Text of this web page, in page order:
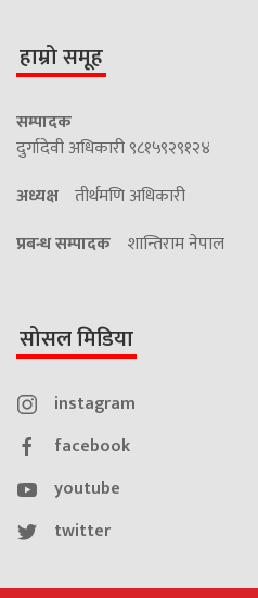
हाम्रो समूह
सम्पादक
दुर्गादेवी अधिकारी ९८१५९२९१२४
अध्यक्ष तीर्थमणि अधिकारी
प्रबन्ध सम्पादक शान्तिराम नेपाल
सोसल मिडिया
instagram
facebook
youtube
twitter